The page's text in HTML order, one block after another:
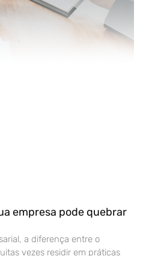
empresa pode quebrar
a diferença entre o
vezes residir em práticas